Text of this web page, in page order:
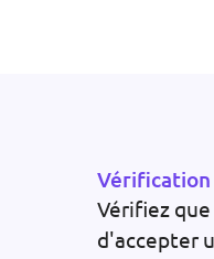
Vérification
Vérifiez
d'accepter